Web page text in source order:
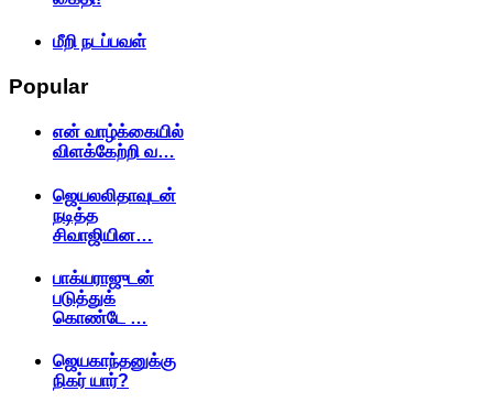
மீறி நடப்பவள்
Popular
என் வாழ்க்கையில்
விளக்கேற்றி வ…
ஜெயலலிதாவுடன்
நடித்த
சிவாஜியின…
பாக்யராஜுடன்
படுத்துக்
கொண்டே …
ஜெயகாந்தனுக்கு
நிகர் யார்?